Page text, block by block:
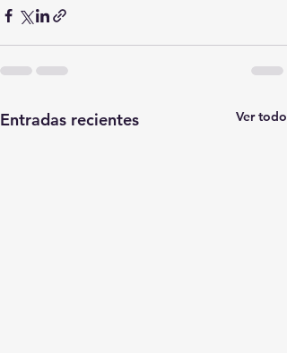
Entradas recientes Ver todo